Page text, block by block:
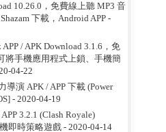
10.26.0，免費線上聽 MP3 音
下載，Android APP-
/ APK Download 3.1.6，免
將手機應用程式上鎖、手機簡
04-22
導演 APK / APP 下載 (Power
- 2020-04-19
3.2.1 (Clash Royale)
即時策略遊戲- 2020-04-14